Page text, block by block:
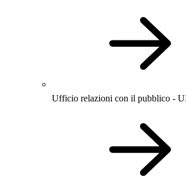
Ufficio relazioni con il pubblico -